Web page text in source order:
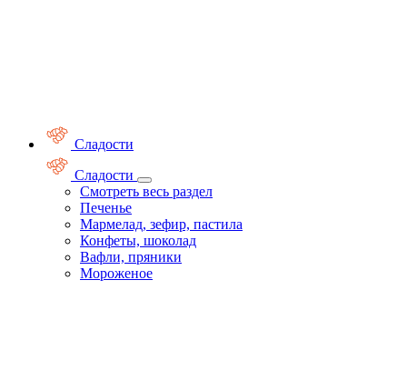
Сладости
Сладости
Смотреть весь раздел
Печенье
Мармелад, зефир, пастила
Конфеты, шоколад
Вафли, пряники
Мороженое